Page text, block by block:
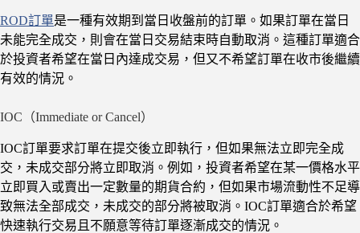
ROD訂單是一種有效期到當日收盤前的訂單。如果訂單在當日
未能完全成交，則會在當日交易結束時自動取消。這種訂單適合
於投資者希望在當日內達成交易，但又不希望訂單在收市後繼續
有效的情況。
IOC（Immediate or Cancel）
IOC訂單要求訂單在提交後立即執行，但如果無法立即完全成
交，未成交部分將立即取消。例如，投資者希望在某一價格水平
立即買入或賣出一定數量的期貨合約，但如果市場流動性不足導
致無法全部成交，未成交的部分將被取消。IOC訂單適合於希望
快速執行交易且不願意等待訂單逐漸成交的情況。